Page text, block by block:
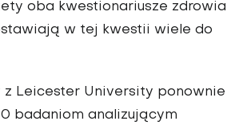
oba kwestionariusze zdrowia
w tej kwestii wiele do
z Leicester University ponownie
badaniom analizującym